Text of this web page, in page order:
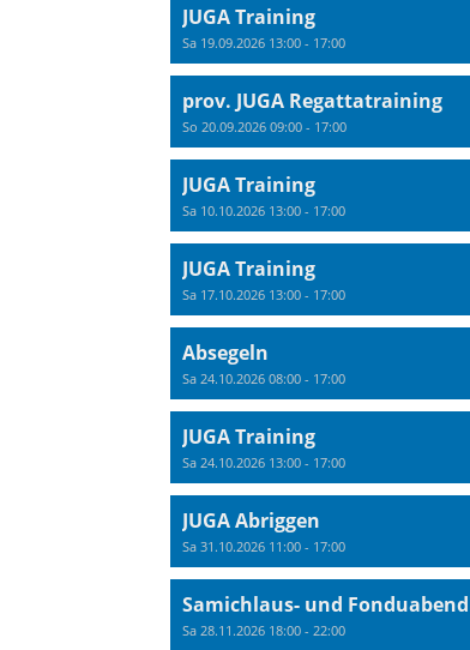
JUGA Training
Sa 19.09.2026 13:00 - 17:00
prov. JUGA Regattatraining
So 20.09.2026 09:00 - 17:00
JUGA Training
Sa 10.10.2026 13:00 - 17:00
JUGA Training
Sa 17.10.2026 13:00 - 17:00
Absegeln
Sa 24.10.2026 08:00 - 17:00
JUGA Training
Sa 24.10.2026 13:00 - 17:00
JUGA Abriggen
Sa 31.10.2026 11:00 - 17:00
Samichlaus- und Fonduabend
Sa 28.11.2026 18:00 - 22:00